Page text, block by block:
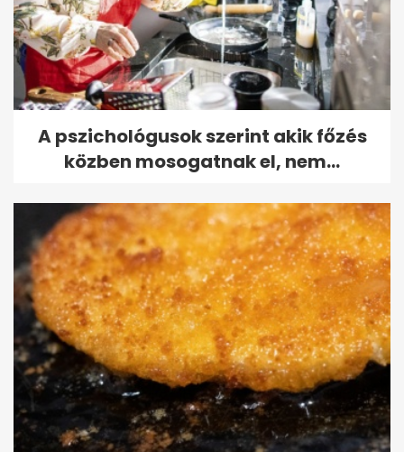
A pszichológusok szerint akik főzés
közben mosogatnak el, nem...